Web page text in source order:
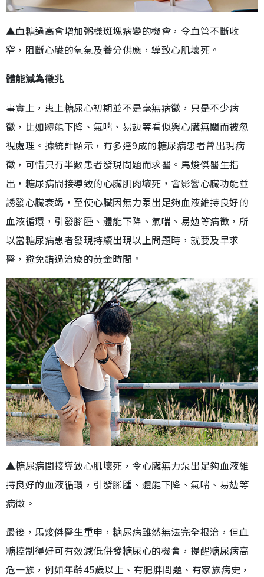
▲血糖過高會增加粥樣斑塊病變的機會，令血管不斷收
窄，阻斷心臟的氧氣及養分供應，導致心肌壞死。
體能減為徵兆
事實上，患上糖尿心初期並不是毫無病徵，只是不少病
徵，比如體能下降、氣喘、易攰等看似與心臟無關而被忽
視處理。據統計顯示，有多達9成的糖尿病患者曾出現病
徵，可惜只有半數患者發現問題而求醫。馬焌傑醫生指
出，糖尿病間接導致的心臟肌肉壞死，會影響心臟功能並
誘發心臟衰竭，至使心臟因無力泵出足夠血液維持良好的
血液循環，引發腳腫、體能下降、氣喘、易攰等病徵，所
以當糖尿病患者發現持續出現以上問題時，就要及早求
醫，避免錯過治療的黃金時間。
▲糖尿病間接導致心肌壞死，令心臟無力泵出足夠血液維
持良好的血液循環，引發腳腫、體能下降、氣喘、易攰等
病徵。
最後，馬焌傑醫生重申，糖尿病雖然無法完全根治，但血
糖控制得好可有效減低併發糖尿心的機會，提醒糖尿病高
危一族，例如年齡45歲以上、有肥胖問題、有家族病史，